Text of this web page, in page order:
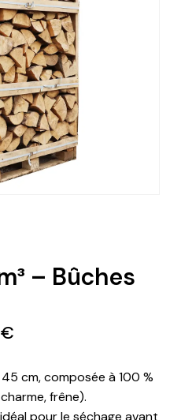
– Bûches
€
cm, composée à 100 %
frêne).
pour le séchage avant